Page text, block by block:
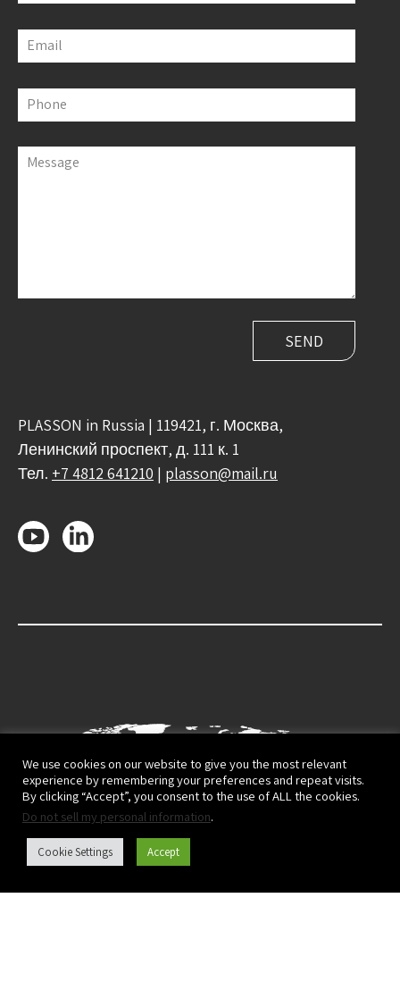
Email
Phone
Message
PLASSON in Russia | 119421, г. Москва,
Ленинский проспект, д. 111 к. 1
Тел. +7 4812 641210 | plasson@mail.ru
We use cookies on our website to give you the most relevant
experience by remembering your preferences and repeat visits.
By clicking “Accept”, you consent to the use of ALL the cookies.
Do not sell my personal information.
Cookie Settings Accept